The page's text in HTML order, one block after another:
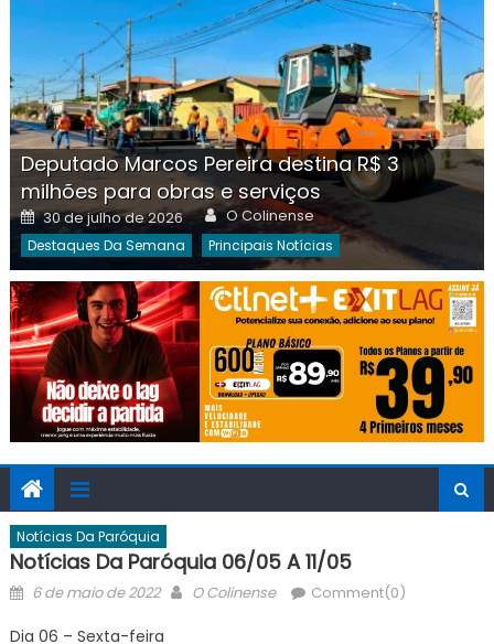
Deputado Marcos Pereira destina R$ 3
milhões para obras e serviços
Posted
on
30 de julho de 2026 Author
O Colinense
Destaques Da Semana Principais Notícias
Notícias Da Paróquia
Notícias Da Paróquia 06/05 A 11/05
Posted
6 de maio de 2022 Author
O Colinense Comment(0)
Dia 06 – Sexta-feira